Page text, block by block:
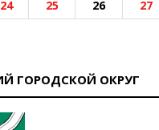
24 25 26 27
ГОРОДСКОЙ ОКРУГ